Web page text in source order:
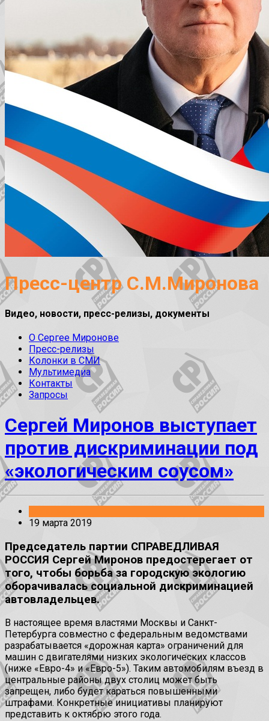
Пресс-центр С.М.Миронова
Видео, новости, пресс-релизы, документы
О Сергее Миронове
Пресс-релизы
Колонки в СМИ
Мультимедиа
Контакты
Запросы
Сергей Миронов выступает
против дискриминации под
«экологическим соусом»
19 марта 2019
Председатель партии СПРАВЕДЛИВАЯ
РОССИЯ Сергей Миронов предостерегает от
того, чтобы борьба за городскую экологию
оборачивалась социальной дискриминацией
автовладельцев.
В настоящее время властями Москвы и Санкт-
Петербурга совместно с федеральным ведомствами
разрабатывается «дорожная карта» ограничений для
машин с двигателями низких экологических классов
(ниже «Евро-4» и «Евро-5»). Таким автомобилям въезд в
центральные районы двух столиц может быть
запрещен, либо будет караться повышенными
штрафами. Конкретные инициативы планируют
представить к октябрю этого года.